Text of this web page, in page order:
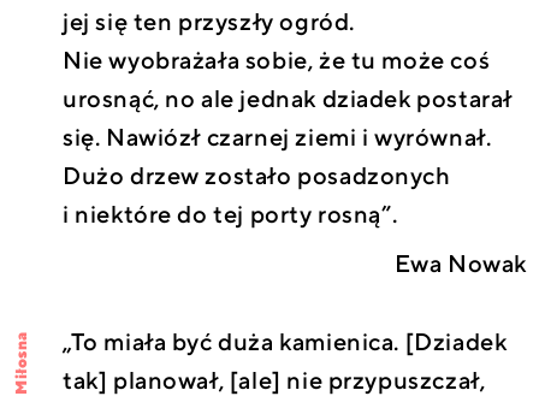
jej się ten przyszły ogród.
Nie wyobrażała sobie, że tu może coś
urosnąć, no ale jednak dziadek postarał
się. Nawiózł czarnej ziemi i wyrównał.
Dużo drzew zostało posadzonych
i niektóre do tej porty rosną”.
Ewa Nowak
„To miała być duża kamienica. [Dziadek
tak] planował, [ale] nie przypuszczał,
Miłosna